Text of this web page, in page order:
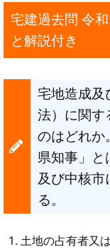
宅建過去問 令
と解説付き
宅地造成及
法）に関す
のはどれか
県知事」と
及び中核
る。
土地の占有者又